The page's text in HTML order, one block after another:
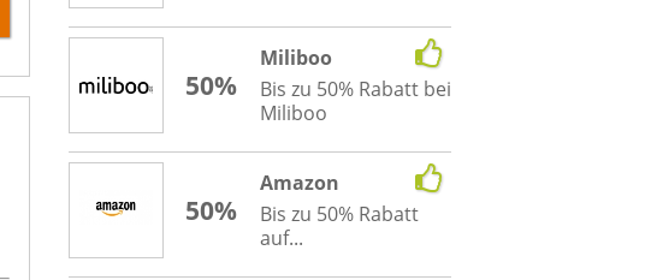
50%
Miliboo
Bis zu 50% Rabatt bei
Miliboo
50%
Amazon
Bis zu 50% Rabatt
auf...